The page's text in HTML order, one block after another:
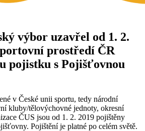
výbor uzavřel od 1. 2.
prostředí ČR
pojistku s Pojišťovnou
v České unii sportu, tedy národní
kluby/tělovýchovné jednoty, okresní
ČUS jsou od 1. 2. 2019 pojištěny
Pojištění je platné po celém světě.